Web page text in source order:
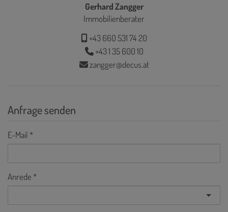
Gerhard Zangger
Immobilienberater
+43 660 531 74 20
+43 1 35 600 10
zangger@decus.at
Anfrage senden
E-Mail
Anrede